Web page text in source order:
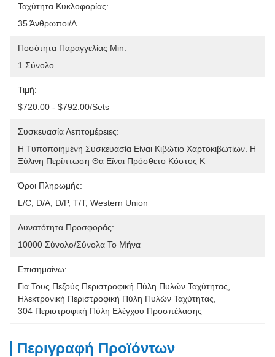
Ταχύτητα Κυκλοφορίας:
35 Άνθρωποι/λ.
Ποσότητα Παραγγελίας Min:
1 Σύνολο
Τιμή:
$720.00 - $792.00/sets
Συσκευασία Λεπτομέρειες:
Η Τυποποιημένη Συσκευασία Είναι Κιβώτιο Χαρτοκιβωτίων. Η
Ξύλινη Περίπτωση Θα Είναι Πρόσθετο Κόστος Κ
Όροι Πληρωμής:
L/C, D/A, D/P, T/T, Western Union
Δυνατότητα Προσφοράς:
10000 Σύνολο/σύνολα Το Μήνα
Επισημαίνω:
Για Τους Πεζούς Περιστροφική Πύλη Πυλών Ταχύτητας
Ηλεκτρονική Περιστροφική Πύλη Πυλών Ταχύτητας
304 Περιστροφική Πύλη Ελέγχου Προσπέλασης
Περιγραφή Προϊόντων